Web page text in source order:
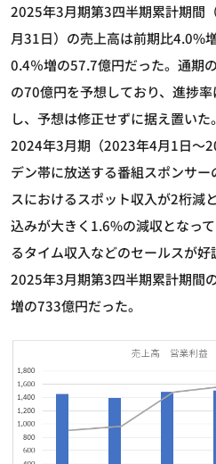
2025年3月期第3四半期累計期間
月31日）の売上高は前期比4.0%
0.4％増の57.7億円だった。通期
の70億円を予想しており、進捗
し、予想は修正せずに据え置いた。
2024年3月期（2023年4月1日～
デン帯に放送する番組スポンサ
スにおけるスポット収入が2桁減
込みが大きく1.6%の減収となっ
るタイム収入などのセールスが
2025年3月期第3四半期累計期間
増の733億円だった。